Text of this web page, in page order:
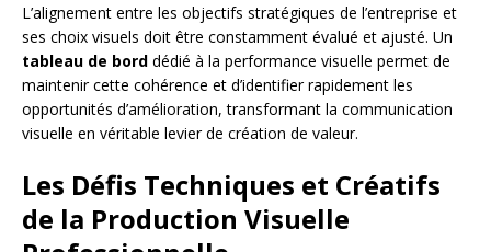
L’alignement entre les objectifs stratégiques de l’entreprise et
ses choix visuels doit être constamment évalué et ajusté. Un
tableau de bord dédié à la performance visuelle permet de
maintenir cette cohérence et d’identifier rapidement les
opportunités d’amélioration, transformant la communication
visuelle en véritable levier de création de valeur.
Les Défis Techniques et Créatifs
de la Production Visuelle